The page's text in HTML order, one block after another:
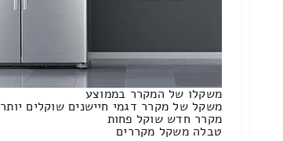
משקלו של המקרר בממוצע
משקל של מקרר דגמי חיישנים שוקלים יותר
מקרר חדש שוקל פחות
טבלה משקל מקררים